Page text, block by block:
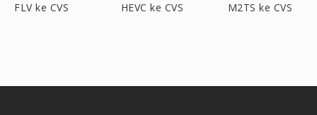
FLV ke CVS HEVC ke CVS M2TS ke CVS